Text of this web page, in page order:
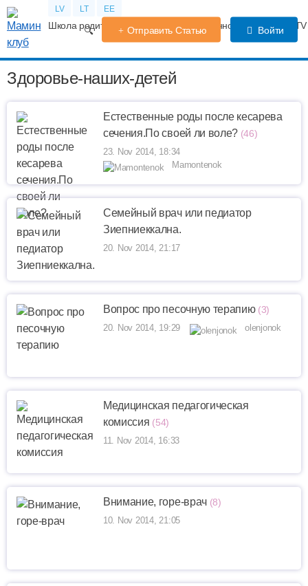
LV LT EE
Школа родителей Календарь беременности Форум
Отправить Статью Войти
Здоровье-наших-детей
Естественные роды после кесарева
сечения.По своей ли воле? (46)
23. Nov 2014, 18:34
Mamontenok
Семейный врач или педиатор
Зиепниеккална.
20. Nov 2014, 21:17
Вопрос про песочную терапию (3)
20. Nov 2014, 19:29 olenjonok
Медицинская педагогическая
комиссия (54)
11. Nov 2014, 16:33
Внимание, горе-врач (8)
10. Nov 2014, 21:05